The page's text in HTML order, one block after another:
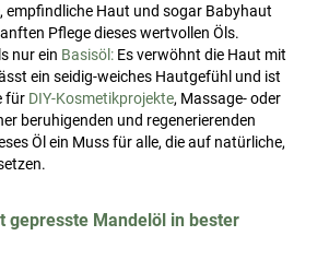
empfindliche Haut und sogar Babyhaut
Pflege dieses wertvollen Öls.
nur ein Basisöl: Es verwöhnt die Haut mit
ein seidig-weiches Hautgefühl und ist
für DIY-Kosmetikprojekte, Massage- oder
beruhigenden und regenerierenden
Öl ein Muss für alle, die auf natürliche,
gepresste Mandelöl in bester